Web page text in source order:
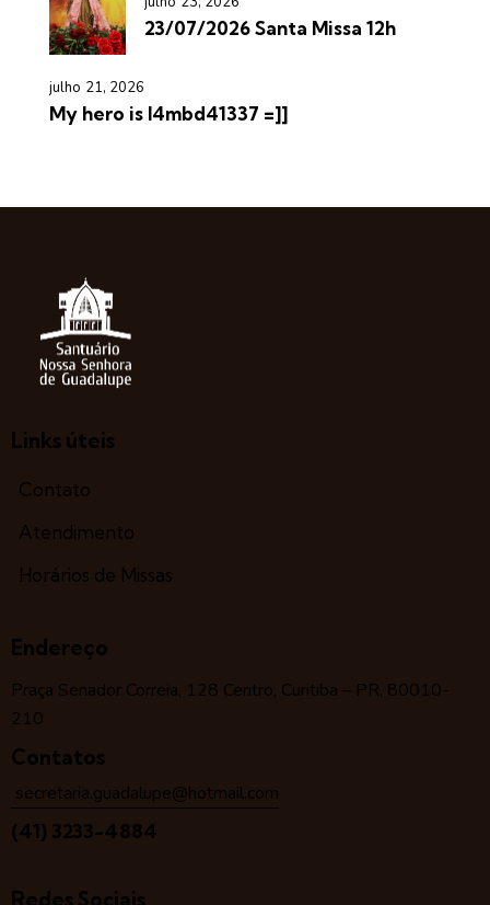
23/07/2026 Santa Missa 12h
julho 21, 2026
My hero is l4mbd41337 =]]
Links úteis
Contato
Atendimento
Horários de Missas
Endereço
Praça Senador Correia, 128 Centro, Curitiba – PR, 80010-
210
Contatos
secretaria.guadalupe@hotmail.com
(41) 3233-4884
Redes Sociais